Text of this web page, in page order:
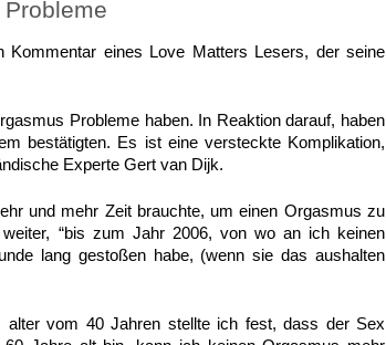
Kommentar eines Love Matters Lesers, der seine
Probleme haben. In Reaktion darauf, haben
bestätigten. Es ist eine versteckte Komplikation,
Experte Gert van Dijk.
und mehr Zeit brauchte, um einen Orgasmus zu
“bis zum Jahr 2006, von wo an ich keinen
lang gestoßen habe, (wenn sie das aushalten
alter vom 40 Jahren stellte ich fest, dass der Sex